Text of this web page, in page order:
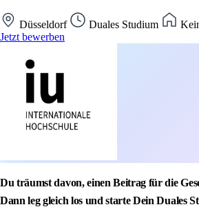
Düsseldorf Duales Studium
Jetzt bewerben
Du träumst davon, einen Beitrag für die
Dann leg gleich los und starte Dein Duales